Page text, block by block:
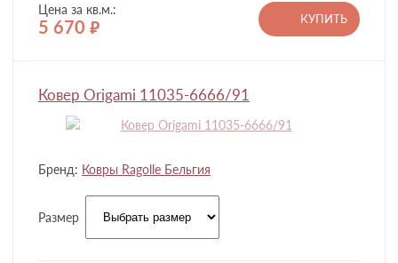
Цена за кв.м.:
5 670 руб.
КУПИТЬ
Ковер Origami 11035-6666/91
Бренд: Ковры Ragolle Бельгия
Размер